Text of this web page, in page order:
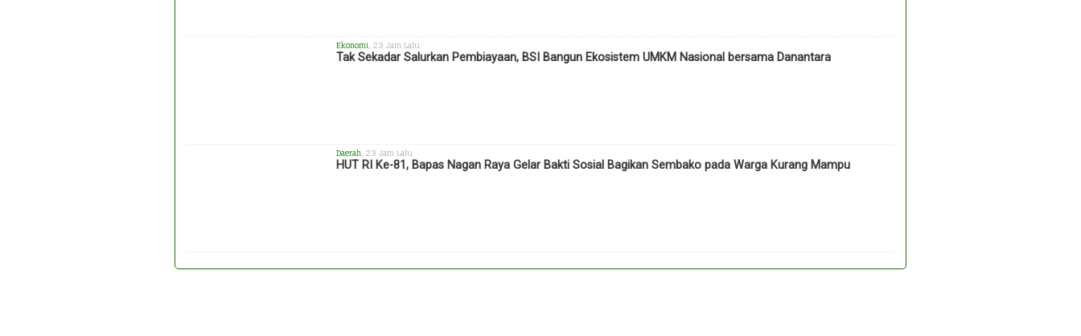
Ekonomi , 23 Jam Lalu
Tak Sekadar Salurkan Pembiayaan, BSI Bangun Ekosistem UMKM Nasional bersama Danantara
Daerah , 23 Jam Lalu
HUT RI Ke-81, Bapas Nagan Raya Gelar Bakti Sosial Bagikan Sembako pada Warga Kurang Mampu